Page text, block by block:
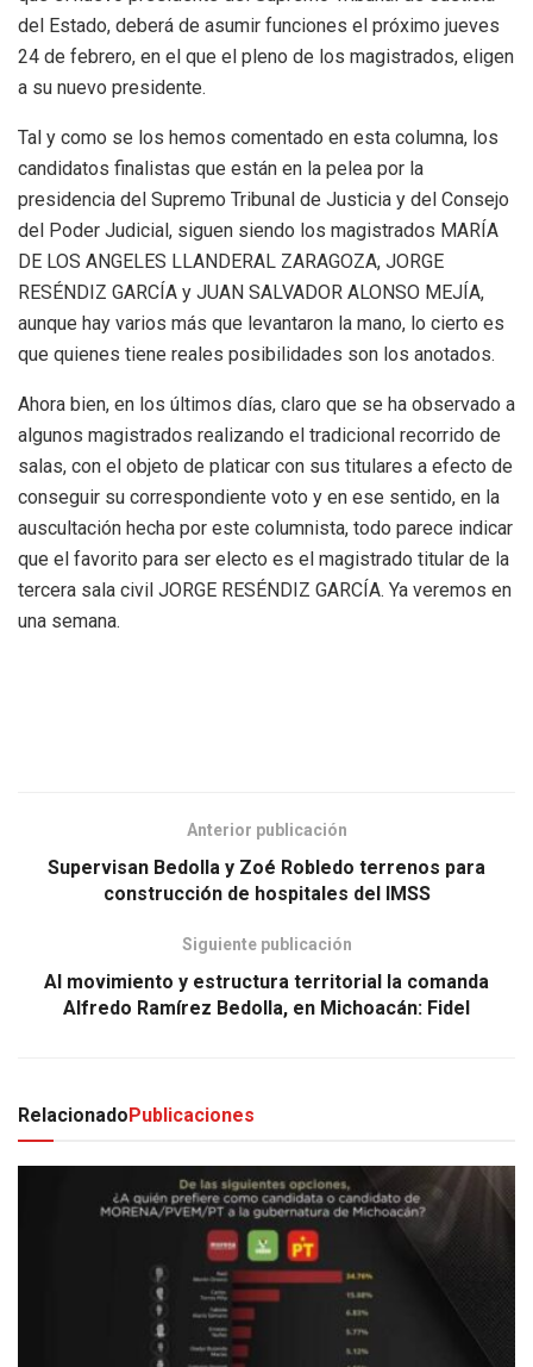
del Estado, deberá de asumir funciones el próximo jueves
24 de febrero, en el que el pleno de los magistrados, eligen
a su nuevo presidente.
Tal y como se los hemos comentado en esta columna, los
candidatos finalistas que están en la pelea por la
presidencia del Supremo Tribunal de Justicia y del Consejo
del Poder Judicial, siguen siendo los magistrados MARÍA
DE LOS ANGELES LLANDERAL ZARAGOZA, JORGE
RESÉNDIZ GARCÍA y JUAN SALVADOR ALONSO MEJÍA,
aunque hay varios más que levantaron la mano, lo cierto es
que quienes tiene reales posibilidades son los anotados.
Ahora bien, en los últimos días, claro que se ha observado a
algunos magistrados realizando el tradicional recorrido de
salas, con el objeto de platicar con sus titulares a efecto de
conseguir su correspondiente voto y en ese sentido, en la
auscultación hecha por este columnista, todo parece indicar
que el favorito para ser electo es el magistrado titular de la
tercera sala civil JORGE RESÉNDIZ GARCÍA. Ya veremos en
una semana.
Anterior publicación
Supervisan Bedolla y Zoé Robledo terrenos para
construcción de hospitales del IMSS
Siguiente publicación
Al movimiento y estructura territorial la comanda
Alfredo Ramírez Bedolla, en Michoacán: Fidel
RelacionadoPublicaciones